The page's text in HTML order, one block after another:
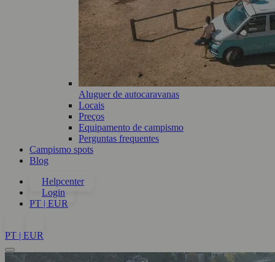
Aluguer de autocaravanas
Locais
Preços
Equipamento de campismo
Perguntas frequentes
Campismo spots
Blog
Helpcenter
Login
PT | EUR
PT | EUR